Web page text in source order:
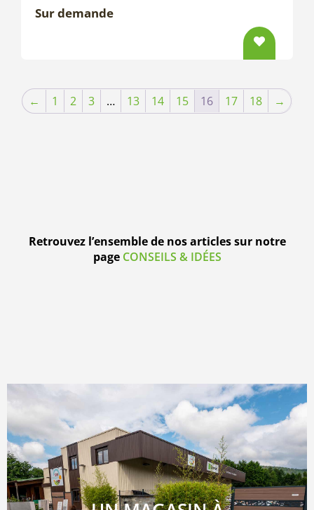
Sur demande
← 1 2 3 … 13 14 15 16 17 18 →
Retrouvez l’ensemble de nos articles sur notre
page CONSEILS & IDÉES